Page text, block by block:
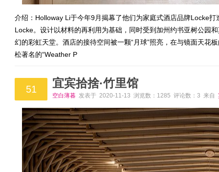
介绍：Holloway Li于今年9月揭幕了他们为家庭式酒店品牌Locke
Locke。设计以材料的再利用为基础，同时受到加州约书亚树公园
幻的彩虹天堂。酒店的接待空间被一颗“月球”照亮，在与镜面天花
松著名的“Weather P
51 宜宾拾捨·竹里馆
空白薄暮 发表于 2020-11-13 浏览数：1285 评论数：3 来自